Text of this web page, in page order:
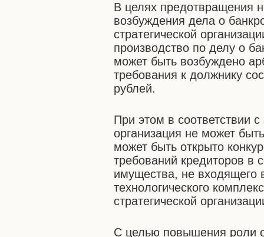
В целях предотвращения
возбуждения дела о
стратегической
производство по делу о
может быть возбуждено
требования к должнику
рублей.
При этом в соответствии с
организация не может
может быть открыто
требований кредиторов в
имущества, не входящего
технологического
стратегической
С целью повышения роли